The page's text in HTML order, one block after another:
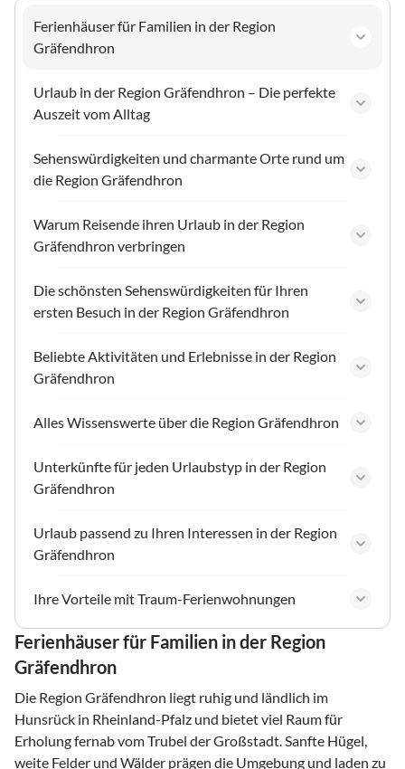
Ferienhäuser für Familien in der Region
Gräfendhron
Urlaub in der Region Gräfendhron – Die perfekte
Auszeit vom Alltag
Sehenswürdigkeiten und charmante Orte rund um
die Region Gräfendhron
Warum Reisende ihren Urlaub in der Region
Gräfendhron verbringen
Die schönsten Sehenswürdigkeiten für Ihren
ersten Besuch in der Region Gräfendhron
Beliebte Aktivitäten und Erlebnisse in der Region
Gräfendhron
Alles Wissenswerte über die Region Gräfendhron
Unterkünfte für jeden Urlaubstyp in der Region
Gräfendhron
Urlaub passend zu Ihren Interessen in der Region
Gräfendhron
Ihre Vorteile mit Traum-Ferienwohnungen
Ferienhäuser für Familien in der Region
Gräfendhron
Die Region Gräfendhron liegt ruhig und ländlich im
Hunsrück in Rheinland-Pfalz und bietet viel Raum für
Erholung fernab vom Trubel der Großstadt. Sanfte Hügel,
weite Felder und Wälder prägen die Umgebung und laden zu